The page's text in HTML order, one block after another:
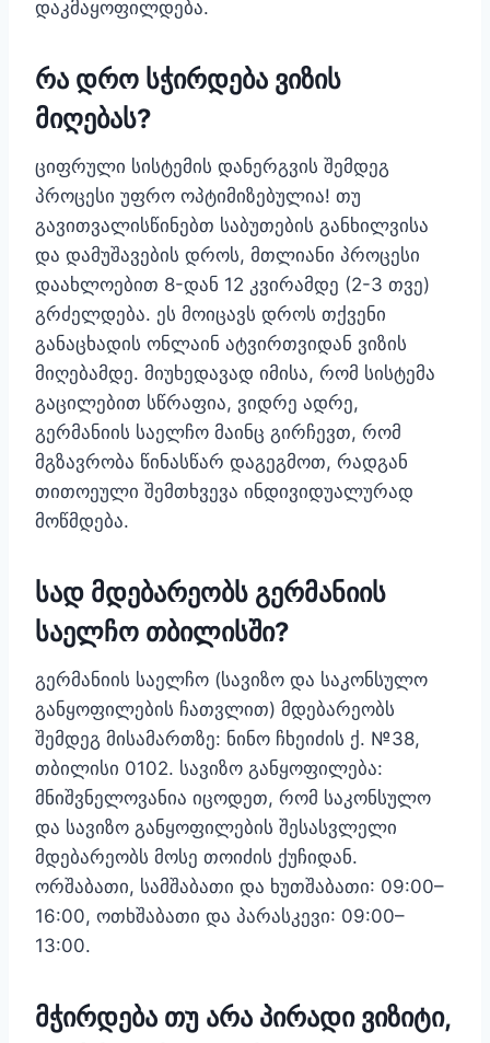
დაკმაყოფილდება.
რა დრო სჭირდება ვიზის
მიღებას?
ციფრული სისტემის დანერგვის შემდეგ
პროცესი უფრო ოპტიმიზებულია! თუ
გავითვალისწინებთ საბუთების განხილვისა
და დამუშავების დროს, მთლიანი პროცესი
დაახლოებით 8-დან 12 კვირამდე (2-3 თვე)
გრძელდება. ეს მოიცავს დროს თქვენი
განაცხადის ონლაინ ატვირთვიდან ვიზის
მიღებამდე. მიუხედავად იმისა, რომ სისტემა
გაცილებით სწრაფია, ვიდრე ადრე,
გერმანიის საელჩო მაინც გირჩევთ, რომ
მგზავრობა წინასწარ დაგეგმოთ, რადგან
თითოეული შემთხვევა ინდივიდუალურად
მოწმდება.
სად მდებარეობს გერმანიის
საელჩო თბილისში?
გერმანიის საელჩო (სავიზო და საკონსულო
განყოფილების ჩათვლით) მდებარეობს
შემდეგ მისამართზე: ნინო ჩხეიძის ქ. №38,
თბილისი 0102. სავიზო განყოფილება:
მნიშვნელოვანია იცოდეთ, რომ საკონსულო
და სავიზო განყოფილების შესასვლელი
მდებარეობს მოსე თოიძის ქუჩიდან.
ორშაბათი, სამშაბათი და ხუთშაბათი: 09:00–
16:00, ოთხშაბათი და პარასკევი: 09:00–
13:00.
მჭირდება თუ არა პირადი ვიზიტი,